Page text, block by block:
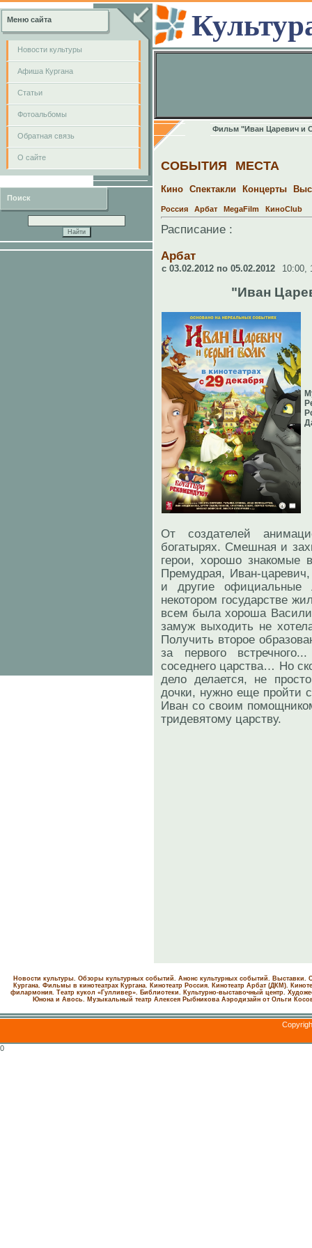
Меню сайта
Новости культуры
Афиша Кургана
Cтатьи
Фотоальбомы
Обратная связь
О сайте
Поиск
Фильм "Иван Царевич и
СОБЫТИЯ МЕСТА
Кино Спектакли Концерты
Россия Арбат MegaFilm КиноClub
Расписание :
Арбат
c 03.02.2012 по 05.02.2012 10:00,
"Иван
От создателей
богатырях. Смешная и
герои, хорошо знакомые
Премудрая, Иван-
и другие
некотором государстве
всем была хороша
замуж выходить не
Получить второе
за первого
соседнего царства… Но
дело делается, не
дочки, нужно еще пройти
Иван со своим
тридевятому царству.
Новости культуры. Обзоры культурных событий. Анонс культурных событий. Выставки.
Кургана. Фильмы в кинотеатрах Кургана.
Кинотеатр Россия. Кинотеатр Арбат (ДКМ).
филармония. Театр кукол «Гулливер». Библиотеки. Культурно-выставочный центр.
Юнона и Авось. Музыкальный театр Алексея Рыбникова Аэродизайн от Ольги
0